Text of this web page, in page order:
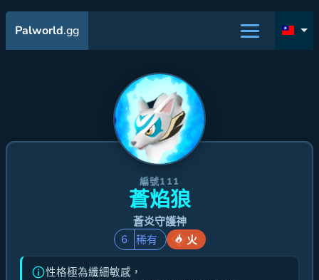
Palworld.gg
編號111
蒼焰狼
蒼炎守護神
6
稀有 火
性格極為纖細敏感，